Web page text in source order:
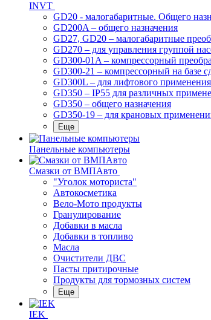
INVT
GD20 - малогабаритные. Общего
GD200A – общего назначения
GD27, GD20 – малогабаритные
GD270 – для управления группой
GD300-01A – компрессорный
GD300-21 – компрессорный на базе
GD300L – для лифтового применения
GD350 – IP55 для различных
GD350 – общего назначения
GD350-19 – для крановых
Еще
Панельные компьютеры
Смазки от ВМПАвто
"Уголок моториста"
Автокосметика
Вело-Мото продукты
Гранулирование
Добавки в масла
Добавки в топливо
Масла
Очистители ДВС
Пасты притирочные
Продукты для тормозных систем
Еще
IEK